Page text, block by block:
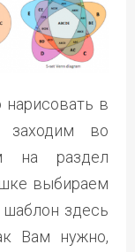
в
заходим во
на раздел
выбираем
здесь
Вам нужно,